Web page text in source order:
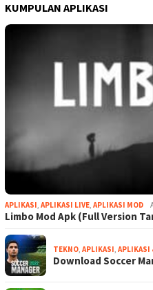
KUMPULAN APLIKASI
APLIKASI, APLIKASI LIVE, APLIKASI MOD
Limbo Mod Apk (Full Version
TEKNO, APLIKASI, APLIKASI
Download Soccer